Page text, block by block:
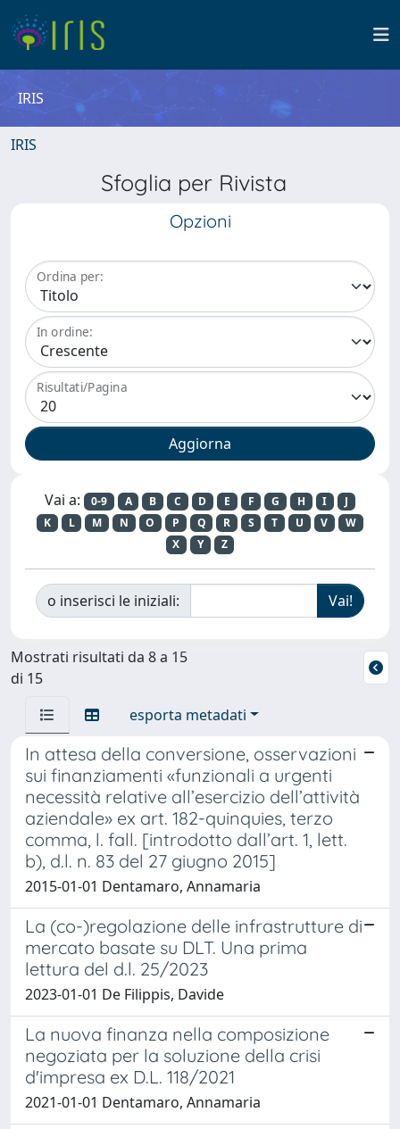
IRIS
IRIS
Sfoglia per Rivista
Opzioni
Ordina per:
In ordine:
Risultati/Pagina
Vai a: 0-9 A B C D E F G H I
J
K
L M N O P Q R S T U V
W
X
Y Z
o inserisci le iniziali:
Mostrati risultati da 8 a 15
di 15
esporta metadati
In attesa della conversione, osservazioni
sui finanziamenti «funzionali a urgenti
necessità relative all’esercizio dell’attività
aziendale» ex art. 182-quinquies, terzo
comma, l. fall. [introdotto dall’art. 1, lett.
b), d.l. n. 83 del 27 giugno 2015]
2015-01-01 Dentamaro, Annamaria
La (co-)regolazione delle infrastrutture di
mercato basate su DLT. Una prima
lettura del d.l. 25/2023
2023-01-01 De Filippis, Davide
La nuova finanza nella composizione
negoziata per la soluzione della crisi
d'impresa ex D.L. 118/2021
2021-01-01 Dentamaro, Annamaria